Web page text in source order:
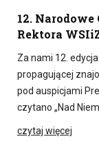
12.
Rektora
Za nami 12.
propagującej
pod auspicjami
czytano „Nad
czytaj więcej